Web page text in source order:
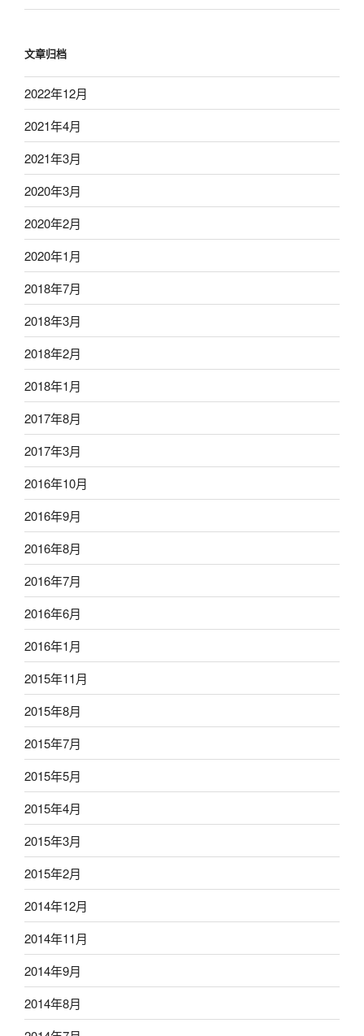
文章归档
2022年12月
2021年4月
2021年3月
2020年3月
2020年2月
2020年1月
2018年7月
2018年3月
2018年2月
2018年1月
2017年8月
2017年3月
2016年10月
2016年9月
2016年8月
2016年7月
2016年6月
2016年1月
2015年11月
2015年8月
2015年7月
2015年5月
2015年4月
2015年3月
2015年2月
2014年12月
2014年11月
2014年9月
2014年8月